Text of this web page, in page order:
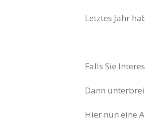
Letztes Jahr
Falls Sie
Dann
Hier nun eine